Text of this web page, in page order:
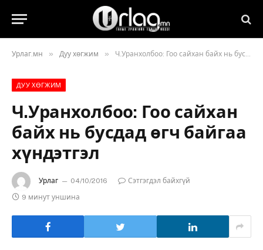
Урлаг.мн » Дуу хөгжим » Ч.Уранхолбоо: Гоо сайхан байх нь бусдад өгч байгаа хүндэтгэл
ДУУ ХӨГЖИМ
Ч.Уранхолбоо: Гоо сайхан
байх нь бусдад өгч байгаа
хүндэтгэл
Урлаг 04/10/2016
Сэтгэгдэл байхгүй
9 минут уншина